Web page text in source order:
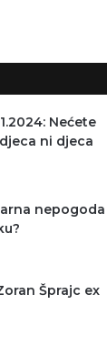
Nećete
ni djeca
nepogoda
Šprajc ex